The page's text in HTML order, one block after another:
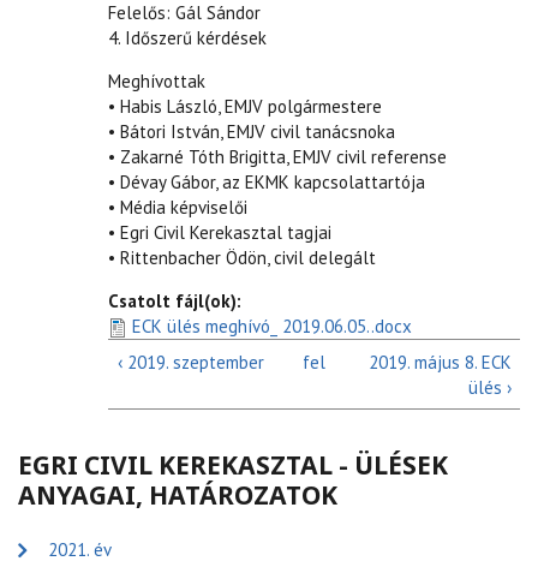
Felelős: Gál Sándor
4. Időszerű kérdések
Meghívottak
• Habis László, EMJV polgármestere
• Bátori István, EMJV civil tanácsnoka
• Zakarné Tóth Brigitta, EMJV civil referense
• Dévay Gábor, az EKMK kapcsolattartója
• Média képviselői
• Egri Civil Kerekasztal tagjai
• Rittenbacher Ödön, civil delegált
Csatolt fájl(ok):
ECK ülés meghívó_ 2019.06.05..docx
‹ 2019. szeptember
fel
2019. május 8. ECK
ülés ›
EGRI CIVIL KEREKASZTAL - ÜLÉSEK
ANYAGAI, HATÁROZATOK
2021. év